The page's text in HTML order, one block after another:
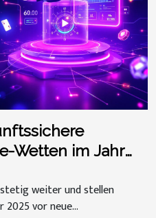
Wetten im Jahr
weiter und stellen
vor neue...